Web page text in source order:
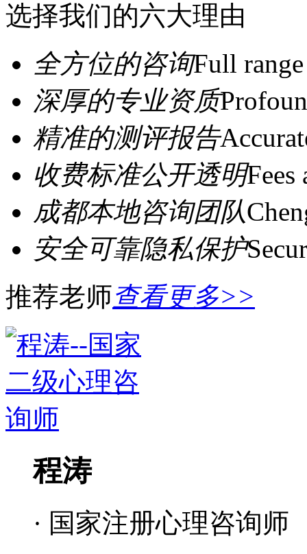
选择我们的六大理由
全方位的咨询Full
深厚的专业资质
精准的测评报告
收费标准公开透明Fees
成都本地咨询团队
安全可靠隐私保护
推荐老师查看更多>>
程涛
· 国家注册心理咨询师